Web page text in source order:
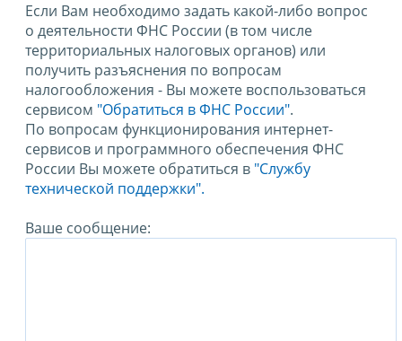
Если Вам необходимо задать какой-либо вопрос
о деятельности ФНС России (в том числе
территориальных налоговых органов) или
получить разъяснения по вопросам
налогообложения - Вы можете воспользоваться
сервисом "Обратиться в ФНС России".
По вопросам функционирования интернет-
сервисов и программного обеспечения ФНС
России Вы можете обратиться в "Службу
технической поддержки".
Ваше сообщение: